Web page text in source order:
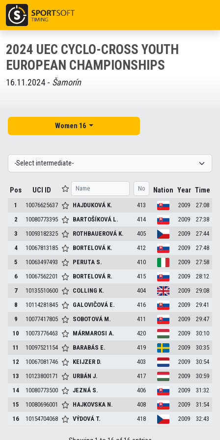
2024 UEC CYCLO-CROSS YOUTH
EUROPEAN CHAMPIONSHIPS
16.11.2024 - Šamorín
Women 16
Pos UCI ID Nation Year Time
1 10076625637 HAJDUKOVÁ K. 413 2009
27:08
2
10080773395 BARTOŠÍKOVÁ L. 414 2009
27:38
3
10093182325 ROTHBAUEROVÁ K. 405 2009
27:44
4
10067813185 BORTELOVÁ K. 412 2009
27:48
5
10063497493 PERUTA S. 410 2009
27:58
6
10067562201 BORTELOVÁ R. 415 2009
28:12
7
10135510600 COLLING K. 404 2009
29:08
8
10114281845 GALOVIČOVÁ E. 416 2009
29:41
9
10077417805 SOBOTOVÁ M. 411 2009
29:47
10
10073776463 MÁRMAROSIA. 420 2009
30:10
11
10097521154 BARABÁS E. 419 2009
30:35
12
10067081746 KEIJZER D. 403 2009
30:54
13
10123800171 URBÁNJ. 417 2009
30:59
14
10080773500 JEZNÁ S. 406 2009
31:32
15
10080696001 HAJKOVSKA N. 408 2009
31:54
16
10154704068 VÝDOVÁ T. 418 2009 32:43